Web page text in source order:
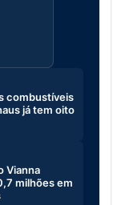
combustíveis
já tem oito
Vianna
milhões em